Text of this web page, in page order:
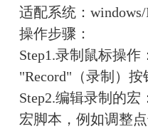
适配系统： win
操作步骤：
Step1.录制鼠标操作
"Record"（录制）按
Step2.编辑录制的
宏脚本，例如调整